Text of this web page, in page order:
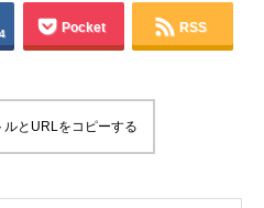
Pocket RSS
ルとURLをコピーする